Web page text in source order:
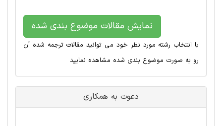
نمایش مقالات موضوع بندی شده
با انتخاب رشته مورد نظر خود می توانید مقالات ترجمه شده آن
رو به صورت موضوع بندی شده مشاهده نمایید
دعوت به همکاری